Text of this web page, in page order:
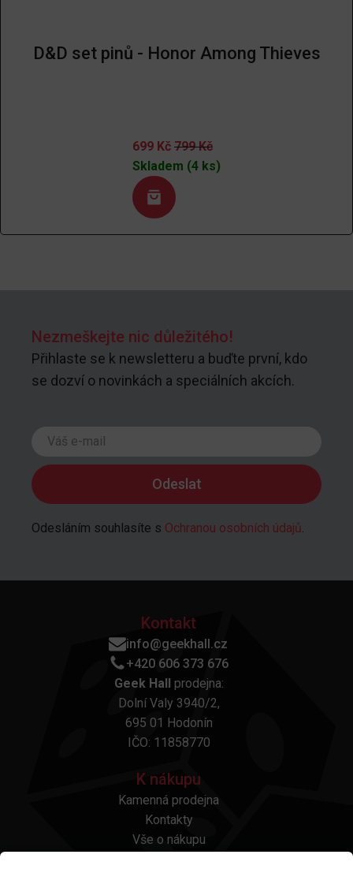
D&D set pinů - Honor Among Thieves
699 Kč 799Kč
Skladem (4 ks)
Nezmeškejte nic důležitého!
Přihlaste se k newsletteru a buďte první, kdo
se dozví o novinkách a speciálních akcích.
Odesláním souhlasíte s Ochranou osobních údajů
Kontakt
info@geekhall.cz
+420 606 373 676
Geek Hall prodejna:
Dolní Valy 3940/2,
695 01 Hodonín
IČO: 11858770
K nákupu
Kamenná prodejna
Kontakty
Vše o nákupu